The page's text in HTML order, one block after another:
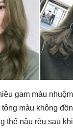
gam màu
tông màu không
thể nâu rêu sau